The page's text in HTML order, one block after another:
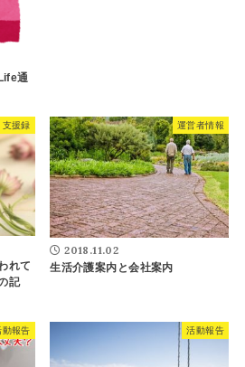
通
支援録
れて
記
運営者情報
2018.11.02
生活介護案内と会社案内
動報告 活動報告